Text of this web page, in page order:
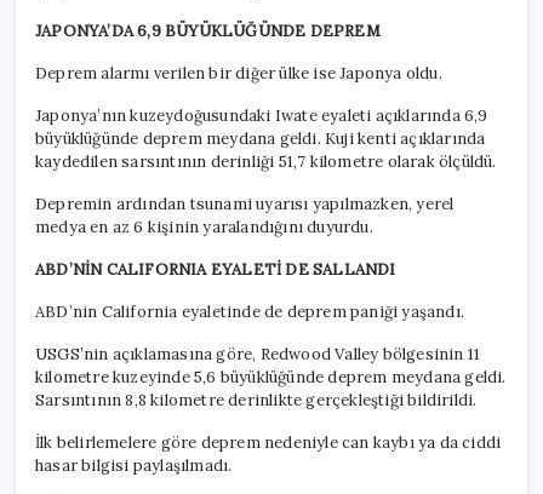
JAPONYA’DA 6,9 BÜYÜKLÜĞÜNDE DEPREM
Deprem alarmı verilen bir diğer ülke ise Japonya oldu.
Japonya’nın kuzeydoğusundaki Iwate eyaleti açıklarında 6,9
büyüklüğünde deprem meydana geldi. Kuji kenti açıklarında
kaydedilen sarsıntının derinliği 51,7 kilometre olarak ölçüldü.
Depremin ardından tsunami uyarısı yapılmazken, yerel
medya en az 6 kişinin yaralandığını duyurdu.
ABD’NİN CALIFORNIA EYALETİ DE SALLANDI
ABD’nin California eyaletinde de deprem paniği yaşandı.
USGS’nin açıklamasına göre, Redwood Valley bölgesinin 11
kilometre kuzeyinde 5,6 büyüklüğünde deprem meydana geldi.
Sarsıntının 8,8 kilometre derinlikte gerçekleştiği bildirildi.
İlk belirlemelere göre deprem nedeniyle can kaybı ya da ciddi
hasar bilgisi paylaşılmadı.